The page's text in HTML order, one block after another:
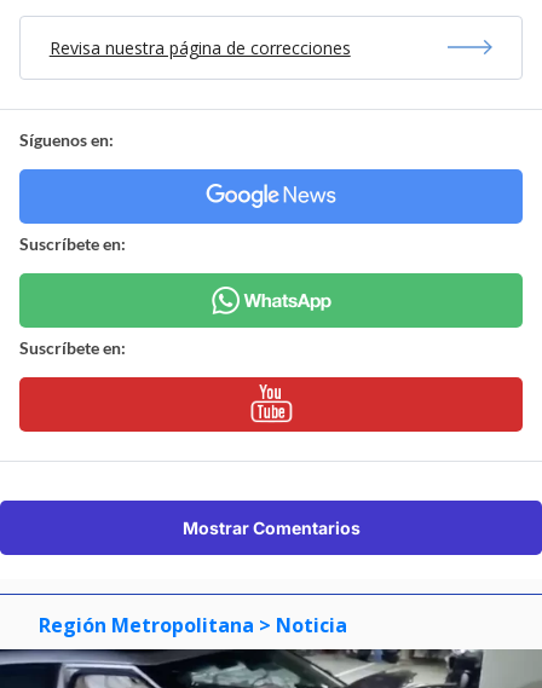
Revisa nuestra página de correcciones
Síguenos en:
Suscríbete en:
Suscríbete en:
Mostrar Comentarios
Región Metropolitana > Noticia